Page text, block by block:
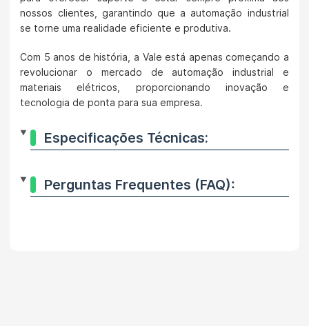
nossos clientes, garantindo que a automação industrial
se torne uma realidade eficiente e produtiva.
Com 5 anos de história, a Vale está apenas começando a
revolucionar o mercado de automação industrial e
materiais elétricos, proporcionando inovação e
tecnologia de ponta para sua empresa.
Especificações Técnicas:
Perguntas Frequentes (FAQ):